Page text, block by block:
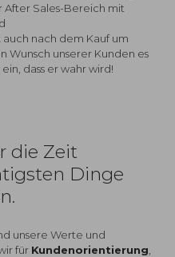
After Sales-Bereich mit
auch nach dem Kauf um
Wunsch unserer Kunden es
dass er wahr wird!
die Zeit
Dinge
unsere Werte und
für Kundenorientierung